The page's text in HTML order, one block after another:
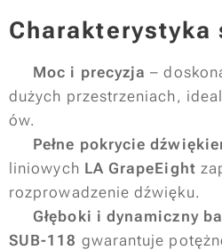
Charakterystyka
Moc i precyzja –
dużych przestrzeniach,
ów.
Pełne pokrycie
liniowych LA GrapeEight
rozprowadzenie dźwięku.
Głęboki i dynamiczny
SUB-118 gwarantuje